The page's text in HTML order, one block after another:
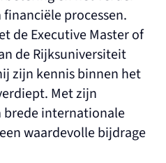
processen.
de Executive Master of
de Rijksuniversiteit
zijn kennis binnen het
Met zijn
brede internationale
waardevolle bijdrage